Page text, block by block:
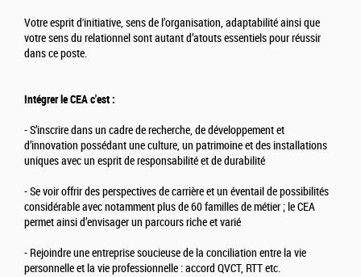
Votre esprit d'initiative, sens de l’organisation, adaptabilité ainsi que
votre sens du relationnel sont autant d’atouts essentiels pour réussir
dans ce poste.
Intégrer le CEA c'est :
- S’inscrire dans un cadre de recherche, de développement et
d’innovation possédant une culture, un patrimoine et des installations
uniques avec un esprit de responsabilité et de durabilité
- Se voir offrir des perspectives de carrière et un éventail de possibilités
considérable avec notamment plus de 60 familles de métier ; le CEA
permet ainsi d’envisager un parcours riche et varié
- Rejoindre une entreprise soucieuse de la conciliation entre la vie
personnelle et la vie professionnelle : accord QVCT, RTT etc.